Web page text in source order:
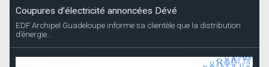
Coupures d’électricité annoncées Dévé
EDF Archipel Guadeloupe informe sa clientèle que la distribution
d’énergie...